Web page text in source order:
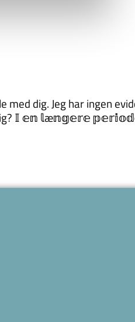
dig. Jeg har ingen
sig? 𝕀 𝕖𝕟 𝕝æ𝕟𝕘𝕖𝕣𝕖